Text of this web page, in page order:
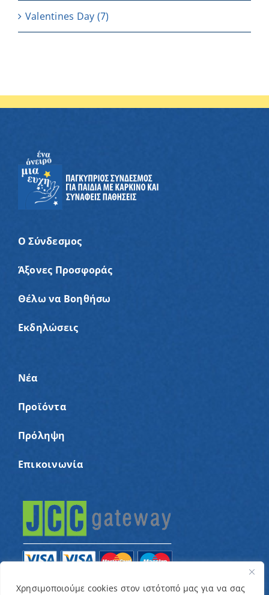
Χρησιμοποιούμε cookies στον ιστότοπό μας για να σας
Valentines Day (7)
Ο Σύνδεσμος
Άξονες Προσφοράς
Θέλω να Βοηθήσω
Εκδηλώσεις
Νέα
Προϊόντα
Πρόληψη
Επικοινωνία